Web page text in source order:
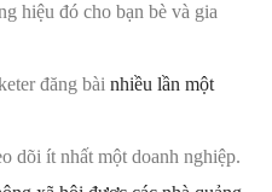
hiệu đó cho bạn bè và gia
đăng bài nhiều lần một
dõi ít ​​nhất một doanh nghiệp.